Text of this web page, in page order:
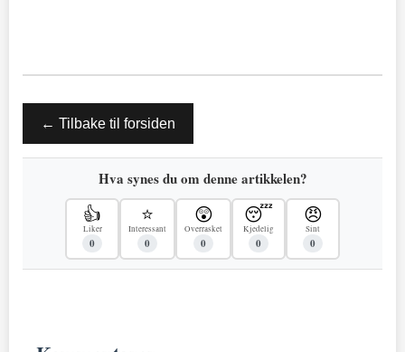
← Tilbake til forsiden
Hva synes du om denne artikkelen?
👍
Liker
0
⭐
Interessant
0
😲
Overrasket
0
😴
Kjedelig
0
😠
Sint
0